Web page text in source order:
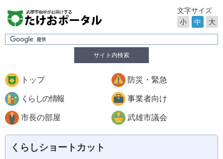
サイト内検索
文字サイズ
小
中 大
トップ 防災・緊急
くらしの情報 事業者向け
市長の部屋 武雄市議会
くらしショートカット